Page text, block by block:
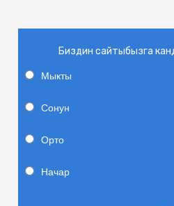
Биздин сайтыбызга
Мыкты
Сонун
Орто
Начар